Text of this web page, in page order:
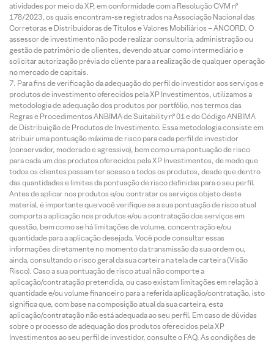
atividades por meio da XP, em conformidade com a Resolução CVM nº
178/2023, os quais encontram-se registrados na Associação Nacional das
Corretoras e Distribuidoras de Títulos e Valores Mobiliários – ANCORD. O
assessor de investimento não pode realizar consultoria, administração ou
gestão de patrimônio de clientes, devendo atuar como intermediário e
solicitar autorização prévia do cliente para a realização de qualquer operação
no mercado de capitais.
Para fins de verificação da adequação do perfil do investidor aos serviços e
produtos de investimento oferecidos pela XP Investimentos, utilizamos a
metodologia de adequação dos produtos por portfólio, nos termos das
Regras e Procedimentos ANBIMA de Suitability nº 01 e do Código ANBIMA
de Distribuição de Produtos de Investimento. Essa metodologia consiste em
atribuir uma pontuação máxima de risco para cada perfil de investidor
(conservador, moderado e agressivo), bem como uma pontuação de risco
para cada um dos produtos oferecidos pela XP Investimentos, de modo que
todos os clientes possam ter acesso a todos os produtos, desde que dentro
das quantidades e limites da pontuação de risco definidas para o seu perfil.
Antes de aplicar nos produtos e/ou contratar os serviços objeto deste
material, é importante que você verifique se a sua pontuação de risco atual
comporta a aplicação nos produtos e/ou a contratação dos serviços em
questão, bem como se há limitações de volume, concentração e/ou
quantidade para a aplicação desejada. Você pode consultar essas
informações diretamente no momento da transmissão da sua ordem ou,
ainda, consultando o risco geral da sua carteira na tela de carteira (Visão
Risco). Caso a sua pontuação de risco atual não comporte a
aplicação/contratação pretendida, ou caso existam limitações em relação à
quantidade e/ou volume financeiro para a referida aplicação/contratação, isto
significa que, com base na composição atual da sua carteira, esta
aplicação/contratação não está adequada ao seu perfil. Em caso de dúvidas
sobre o processo de adequação dos produtos oferecidos pela XP
Investimentos ao seu perfil de investidor, consulte o FAQ. As condições de